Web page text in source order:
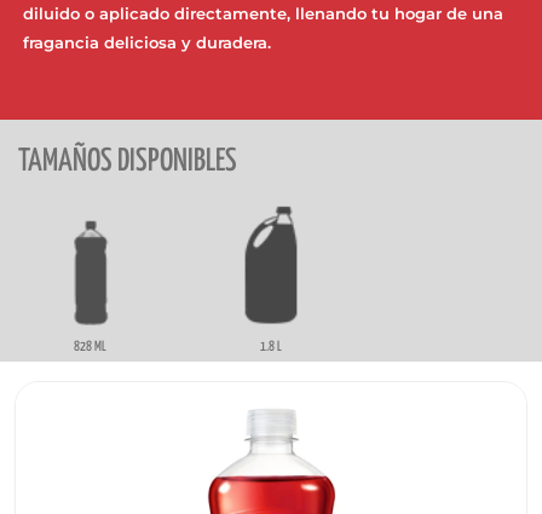
diluido o aplicado directamente, llenando tu hogar de una
fragancia deliciosa y duradera.
TAMAÑOS DISPONIBLES
828 ML 1.8 L